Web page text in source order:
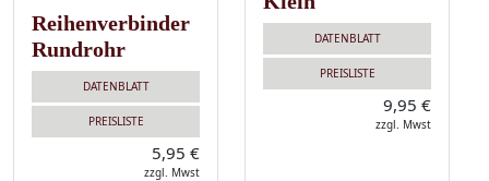
Reihenverbinder
Rundrohr
DATENBLATT
PREISLISTE
5,95 €
zzgl. Mwst
DATENBLATT
PREISLISTE
9,95 €
zzgl. Mwst